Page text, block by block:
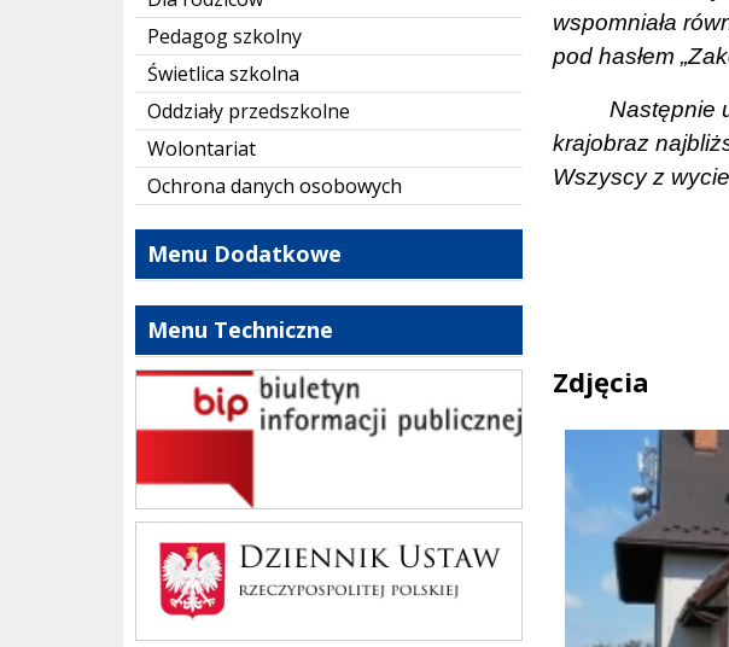
Pedagog szkolny
Świetlica szkolna
Oddziały przedszkolne
Wolontariat
Ochrona danych osobowych
Menu Dodatkowe
Menu Techniczne
bip szkoły
Dziennik Polski
wspomniała
pod hasłem
Następnie
krajobraz
Wszyscy z
Zdjęcia